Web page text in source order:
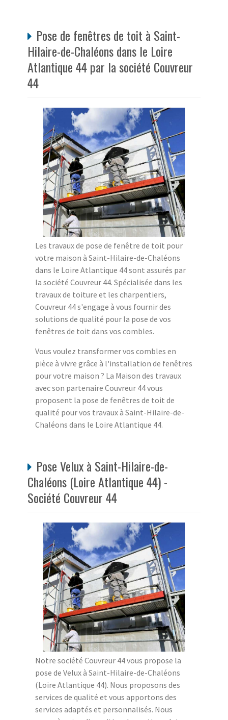
Pose de fenêtres de toit à Saint-
Hilaire-de-Chaléons dans le Loire
Atlantique 44 par la société Couvreur
44
Les travaux de pose de fenêtre de toit pour
votre maison à Saint-Hilaire-de-Chaléons
dans le Loire Atlantique 44 sont assurés par
la société Couvreur 44. Spécialisée dans les
travaux de toiture et les charpentiers,
Couvreur 44 s'engage à vous fournir des
solutions de qualité pour la pose de vos
fenêtres de toit dans vos combles.
Vous voulez transformer vos combles en
pièce à vivre grâce à l'installation de fenêtres
pour votre maison ? La Maison des travaux
avec son partenaire Couvreur 44 vous
proposent la pose de fenêtres de toit de
qualité pour vos travaux à Saint-Hilaire-de-
Chaléons dans le Loire Atlantique 44.
Pose Velux à Saint-Hilaire-de-
Chaléons (Loire Atlantique 44) -
Société Couvreur 44
Notre société Couvreur 44 vous propose la
pose de Velux à Saint-Hilaire-de-Chaléons
(Loire Atlantique 44). Nous proposons des
services de qualité et vous apportons des
services adaptés et personnalisés. Nous